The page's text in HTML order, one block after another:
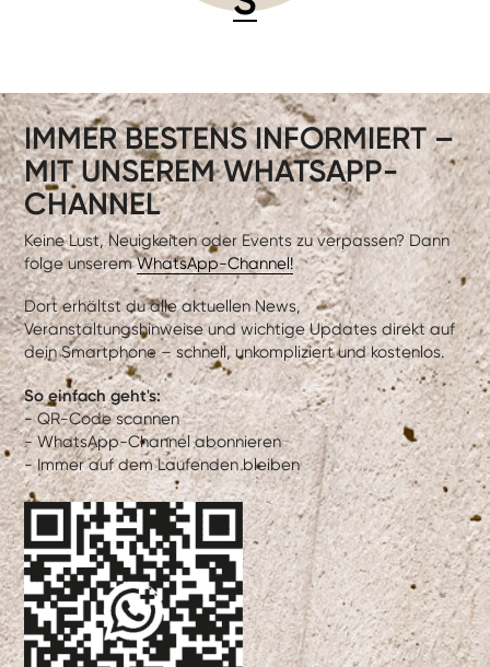
IMMER BESTENS INFORMIERT –
MIT UNSEREM WHATSAPP-
CHANNEL
Keine Lust, Neuigkeiten oder Events zu verpassen? Dann
folge unseremWhatsApp-Channel!
Dort erhältst du alle aktuellen News,
Veranstaltungshinweise und wichtige Updates direkt auf
dein Smartphone – schnell, unkompliziert und kostenlos.
So einfach geht's:
- QR-Code scannen
- WhatsApp-Channel abonnieren
- Immer auf dem Laufenden bleiben